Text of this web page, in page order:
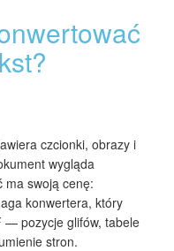
czcionki, obrazy i
wygląda
ma swoją cenę:
konwertera, który
— pozycje glifów, tabele
stron.